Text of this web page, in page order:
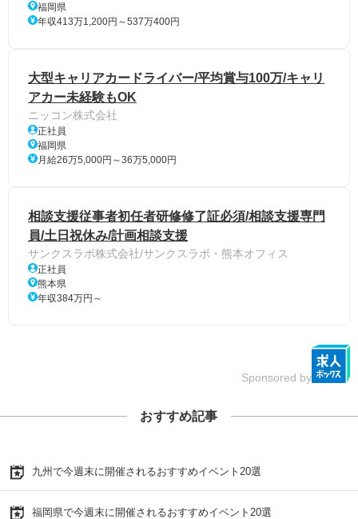
福岡県
年収413万1,200円～537万400円
大型キャリアカードライバー/平均賞与100万/キャリ
アカー未経験もOK
ニッコン株式会社
正社員
福岡県
月給26万5,000円～36万5,000円
相談支援従事者初任者研修修了証必須/相談支援専門
員/土日祝休み/計画相談支援
サンクスラボ株式会社/サンクスラボ・熊本オフィス
正社員
熊本県
年収384万円～
Sponsored by
おすすめ記事
九州で今週末に開催されるおすすめイベント20選
福岡県で今週末に開催されるおすすめイベント20選